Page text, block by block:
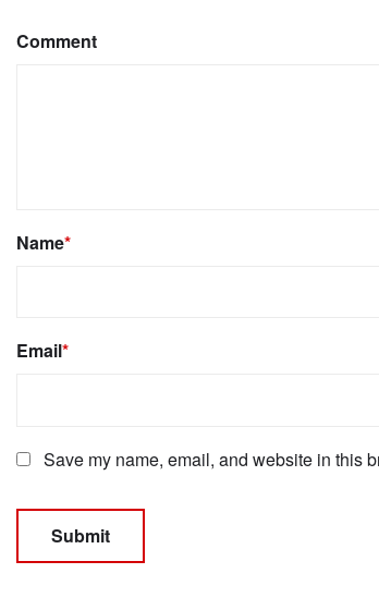
Comment
Name*
Email*
Save my name, email, and website in this